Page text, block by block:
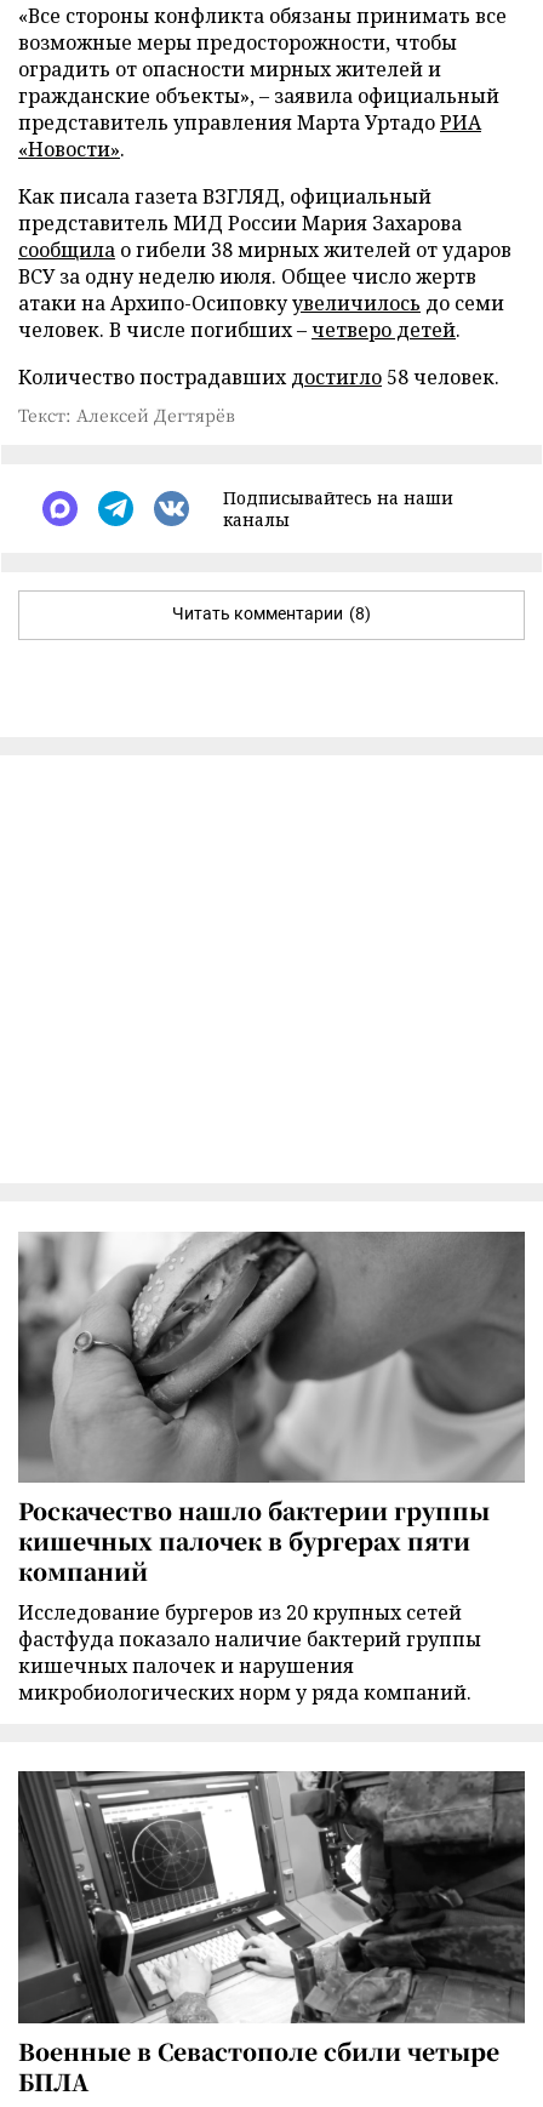
«Все стороны конфликта обязаны принимать все
возможные меры предосторожности, чтобы
оградить от опасности мирных жителей и
гражданские объекты», – заявила официальный
представитель управления Марта УртадоРИА
«Новости».
Как писала газета ВЗГЛЯД, официальный
представитель МИД России Мария Захарова
сообщила о гибели 38 мирных жителей от ударов
ВСУ за одну неделю июля. Общее число жертв
атаки на Архипо-Осиповкуувеличилось до семи
человек. В числе погибших –четверо детей.
Количество пострадавшихдостигло 58 человек.
Текст: Алексей Дегтярёв
Подписывайтесь на наши
каналы
Читать комментарии (8)
Роскачество нашло бактерии группы
кишечных палочек в бургерах пяти
компаний
Исследование бургеров из 20 крупных сетей
фастфуда показало наличие бактерий группы
кишечных палочек и нарушения
микробиологических норм у ряда компаний.
Военные в Севастополе сбили четыре
БПЛА